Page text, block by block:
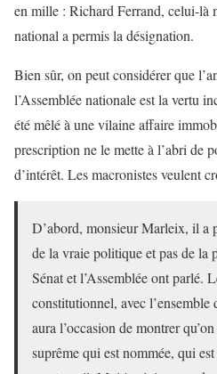
en mille : Richard Ferrand, celui-là
national a permis la désignation.
Bien sûr, on peut considérer que
l’Assemblée nationale est la vertu
été mêlé à une vilaine affaire
prescription ne le mette à l’abri de
d’intérêt. Les macronistes veulent
D’abord, monsieur Marleix, il a
de la vraie politique et pas de la
Sénat et l’Assemblée ont parlé.
constitutionnel, avec
aura l’occasion de montrer
suprême qui est nommée, qui